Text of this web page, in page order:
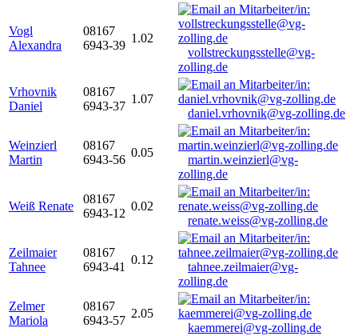
Vogl
Alexandra
08167
6943-39
1.02
vollstreckungsstelle@vg-
zolling.de
Vrhovnik
Daniel
08167
6943-37
1.07
daniel.vrhovnik@vg-zolling.de
Weinzierl
Martin
08167
6943-56
0.05
martin.weinzierl@vg-
zolling.de
Weiß Renate
08167
6943-12
0.02
renate.weiss@vg-zolling.de
Zeilmaier
Tahnee
08167
6943-41
0.12
tahnee.zeilmaier@vg-
zolling.de
Zelmer
Mariola
08167
6943-57
2.05
kaemmerei@vg-zolling.de